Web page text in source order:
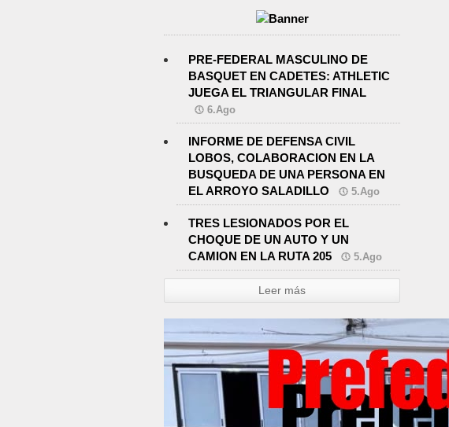
PRE-FEDERAL MASCULINO DE
BASQUET EN CADETES: ATHLETIC
JUEGA EL TRIANGULAR FINAL
6.Ago
INFORME DE DEFENSA CIVIL
LOBOS, COLABORACION EN LA
BUSQUEDA DE UNA PERSONA EN
EL ARROYO SALADILLO
5.Ago
TRES LESIONADOS POR EL
CHOQUE DE UN AUTO Y UN
CAMION EN LA RUTA 205
5.Ago
Leer más